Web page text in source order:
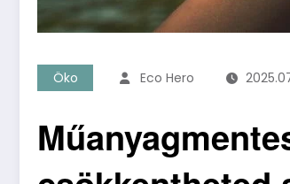
Öko Eco Hero